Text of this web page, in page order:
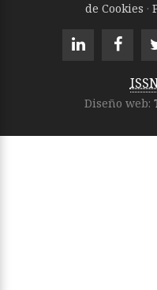
de Cookies ·
Diseño web: